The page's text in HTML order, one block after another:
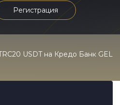
Регистрация
USDT на Кредо Банк GEL